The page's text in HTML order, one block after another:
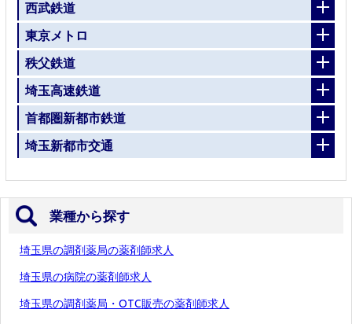
西武鉄道
東京メトロ
秩父鉄道
埼玉高速鉄道
首都圏新都市鉄道
埼玉新都市交通
業種から探す
埼玉県の調剤薬局の薬剤師求人
埼玉県の病院の薬剤師求人
埼玉県の調剤薬局・OTC販売の薬剤師求人